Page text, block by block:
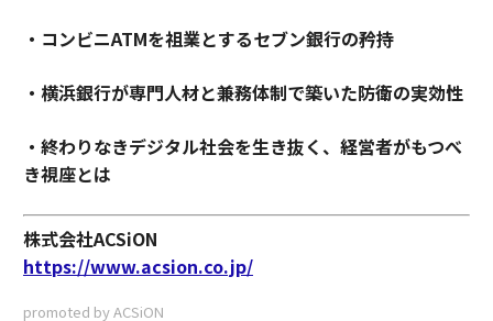
・コンビニATMを祖業とするセブン銀行の矜持
・横浜銀行が専門人材と兼務体制で築いた防衛の実効性
・終わりなきデジタル社会を生き抜く、経営者がもつべ
き視座とは
株式会社ACSiON
https://www.acsion.co.jp/
promoted by ACSiON